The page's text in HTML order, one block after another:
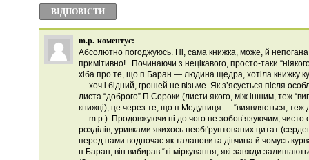
ВІДПОВІCТИ
m.p. коментує:
Абсолютно погоджуюсь. Ні, сама книжка, може, й
примітивно!.. Починаючи з нецікавого, просто-таки
хіба про те, що п.Баран — людина щедра, хотіла книжку
— хоч і бідний, грошей не візьме. Як з’ясується після
листа “доброго” П.Сороки (листи якого, між іншим, теж
книжці), це через те, що п.Медуниця — “виявляється, теж
— m.p.). Продовжуючи ні до чого не зобов’язуючим, чисто
розділів, уривками якихось необґрунтованих цитат
перед нами водночас як талановита дівчина й чомусь
п.Баран, він вибирав “ті міркування, які завжди